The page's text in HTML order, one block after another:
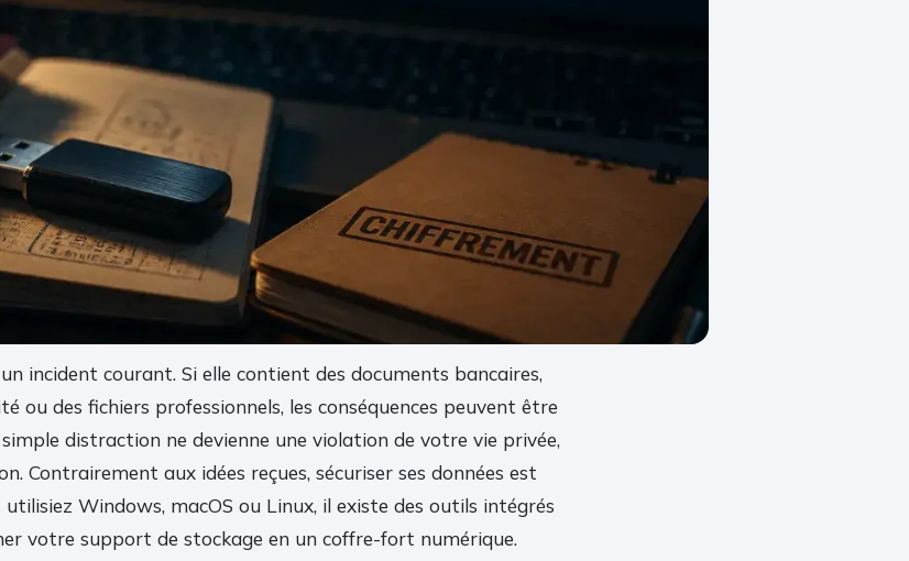
incident courant. Si elle contient des documents bancaires,
ou des fichiers professionnels, les conséquences peuvent être
distraction ne devienne une violation de votre vie privée,
Contrairement aux idées reçues, sécuriser ses données est
utilisiez Windows, macOS ou Linux, il existe des outils intégrés
votre support de stockage en un coffre-fort numérique.